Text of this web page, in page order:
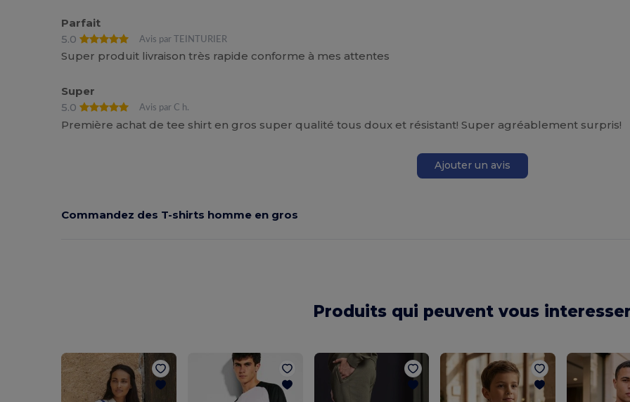
Parfait
5.0
Avis par TEINTURIER
Super produit livraison très rapide conforme à mes attentes
Super
5.0
Avis par C h.
Première achat de tee shirt en gros super qualité tous doux et résistant! Super agréablement surpris!
Ajouter un avis
Commandez des T-shirts homme en gros
Produits qui peuvent vous